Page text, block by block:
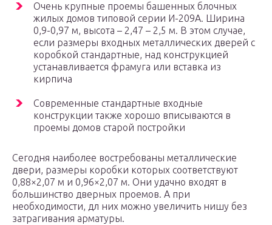
Очень крупные проемы башенных блочных
жилых домов типовой серии И-209А. Ширина
0,9-0,97 м, высота – 2,47 – 2,5 м. В этом случае,
если размеры входных металлических дверей с
коробкой стандартные, над конструкцией
устанавливается фрамуга или вставка из
кирпича
Современные стандартные входные
конструкции также хорошо вписываются в
проемы домов старой постройки
Сегодня наиболее востребованы металлические
двери, размеры коробки которых соответствуют
0,88×2,07 м и 0,96×2,07 м. Они удачно входят в
большинство дверных проемов. А при
необходимости, дл них можно увеличить нишу без
затрагивания арматуры.